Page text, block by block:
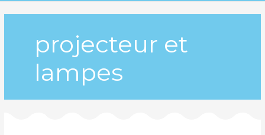
projecteur et
lampes